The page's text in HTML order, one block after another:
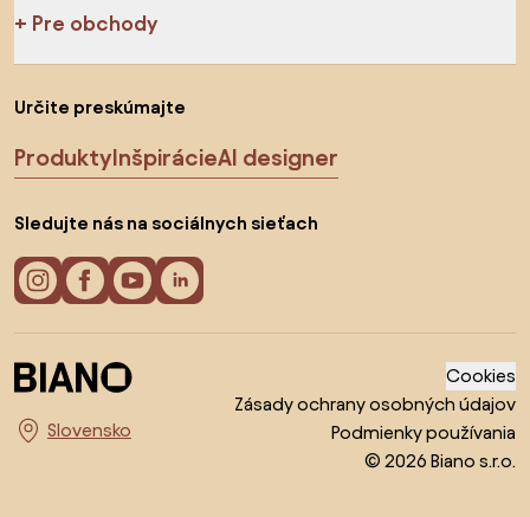
Pre obchody
Určite preskúmajte
ProduktyInšpirácieAI designer
Sledujte nás na sociálnych sieťach
Vyberte krajinu
Cookies
Zásady ochrany osobných údajov
Podmienky používania
© 2026 Biano s.r.o.